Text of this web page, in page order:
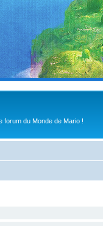
forum du Monde de Mario !